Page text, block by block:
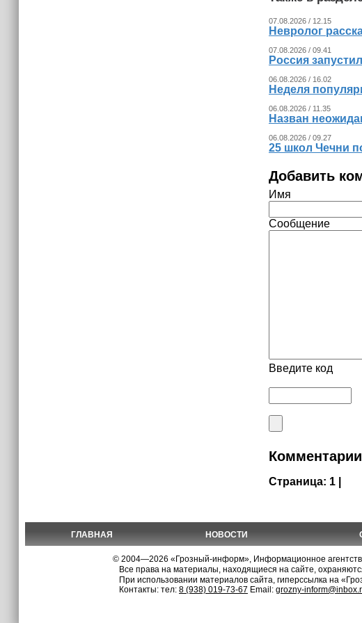
07.08.2026 / 12.15
Невролог
07.08.2026 / 09.41
Россия
06.08.2026 / 16.02
Неделя
06.08.2026 / 11.35
Назван
06.08.2026 / 09.27
25 школ Чечни
Добавить
Имя
Сообщение
Введите код
Комментарии
Страница: 1 |
ГЛАВНАЯ НОВОСТИ
© 2004—2026 «Грозный-информ», Информационное
Все права на материалы, находящиеся на сайте,
При использовании материалов сайта, гиперссылка на
Контакты: тел: 8 (938) 019-73-67 Email: grozny-